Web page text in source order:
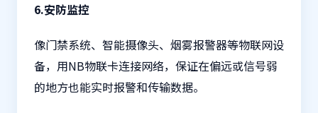
6.安防监控
像门禁系统、智能摄像头、烟雾报警器等物联网设
备，用NB物联卡连接网络，保证在偏远或信号弱
的地方也能实时报警和传输数据。